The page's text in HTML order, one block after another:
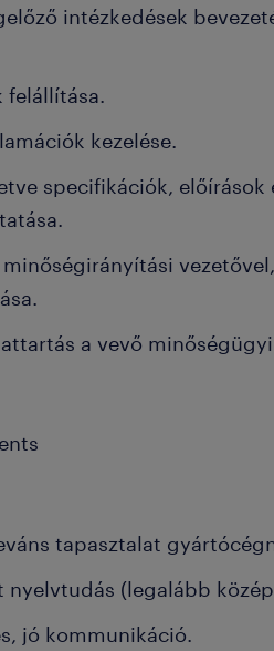
intézkedések
felállítása.
kezelése.
specifikációk, előírások
a vevő minőségügyi
tapasztalat
nyelvtudás (legalább
jó kommunikáció.